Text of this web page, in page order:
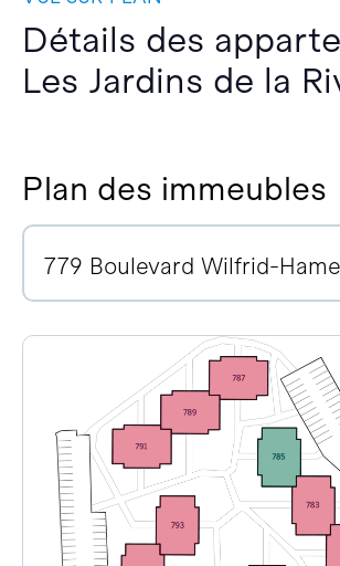
Détails des
Les Jardins de la
Plan des immeubles